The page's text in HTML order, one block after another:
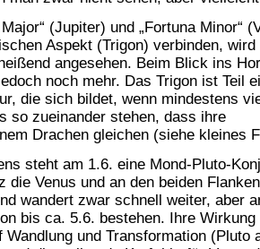
(Jupiter) und „Fortuna Minor“
Aspekt (Trigon) verbinden,
angesehen. Beim Blick ins
noch mehr. Das Trigon ist Teil
die sich bildet, wenn mindestens
so zueinander stehen, dass ihre
Drachen gleichen (siehe kleines
steht am 1.6. eine Mond-Pluto-
die Venus und an den beiden
wandert zwar schnell weiter, aber
bis ca. 5.6. bestehen. Ihre Wirkung
und Transformation (Pluto